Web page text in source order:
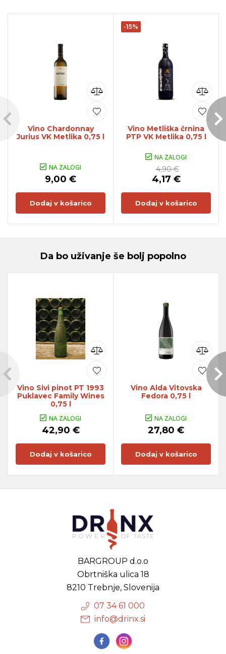
Vino Chardonnay
Jurius VK Metlika 0,75 l
NA ZALOGI
9,00 €
Dodaj v košarico
-15%
Vino Metliška črnina
PTP VK Metlika 0,75 l
NA ZALOGI
4,90 €
4,17 €
Dodaj v košarico
Da bo uživanje še bolj popolno
Vino Sivi pinot PT 1993
Puklavec Family Wines
0,75 l
NA ZALOGI
42,90 €
Dodaj v košarico
Vino Alda Vitovska
Fedora 0,75 l
NA ZALOGI
27,80 €
Dodaj v košarico
BARGROUP d.o.o
Obrtniška ulica 18
8210 Trebnje, Slovenija
07 34 61 000
info@drinx.si